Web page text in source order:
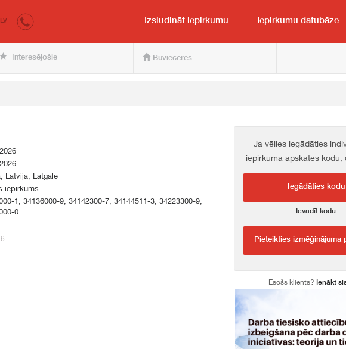
pircējam un pārdevējam
LV Izsludināt iepirkumu Iepirkumu datubāze
Interesējošie Būvieceres
Latvija, Latgale
iepirkums
1, 34136000-9, 34142300-7, 34144511-3, 34223300-9,
0
Ja vēlies iegādāties
iepirkuma apskates kodu,
Iegādāties kodu
Ievadīt kodu
Pieteikties izmēģinājuma
Esošs klients? Ienākt